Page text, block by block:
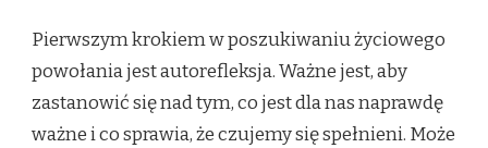
Pierwszym krokiem w poszukiwaniu życiowego
powołania jest autorefleksja. Ważne jest, aby
zastanowić się nad tym, co jest dla nas naprawdę
ważne i co sprawia, że czujemy się spełnieni. Może